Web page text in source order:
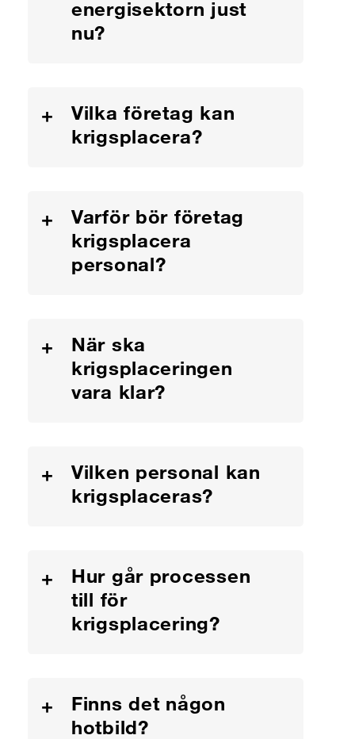
energisektorn just
nu?
+
Vilka företag kan
krigsplacera?
+
Varför bör företag
krigsplacera
personal?
+
När ska
krigsplaceringen
vara klar?
+
Vilken personal kan
krigsplaceras?
+
Hur går processen
till för
krigsplacering?
+
Finns det någon
hotbild?